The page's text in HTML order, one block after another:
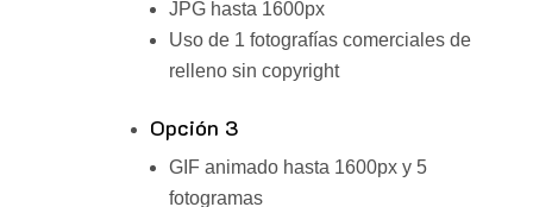
JPG hasta 1600px
Uso de 1 fotografías comerciales de
relleno sin copyright
Opción 3
GIF animado hasta 1600px y 5
fotogramas